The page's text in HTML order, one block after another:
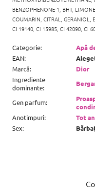
BENZOPHENONE-1, BHT,
COUMARIN, CITRAL, GERANIOL,
CI 19140, CI 15985, CI 42090, CI
Categorie:
Apă
EAN:
Marcă:
Dior
Ingrediente
dominante:
Gen parfum:
Anotimpuri:
Tot
Sex: